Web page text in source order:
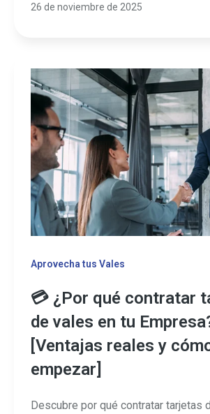
26 de noviembre de 2025
Aprovecha tus Vales
💳 ¿Por qué contratar
de vales en tu
[Ventajas reales y
empezar]
Descubre por qué contratar tarjetas